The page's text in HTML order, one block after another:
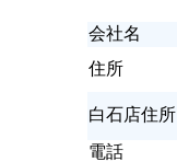
会社名
住所
白石店住所
電話